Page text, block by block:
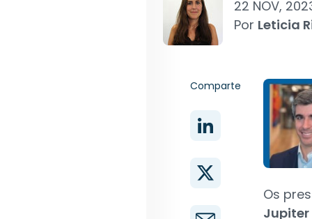
22 NOV,
Por Leticia
Comparte
Os
Jupiter